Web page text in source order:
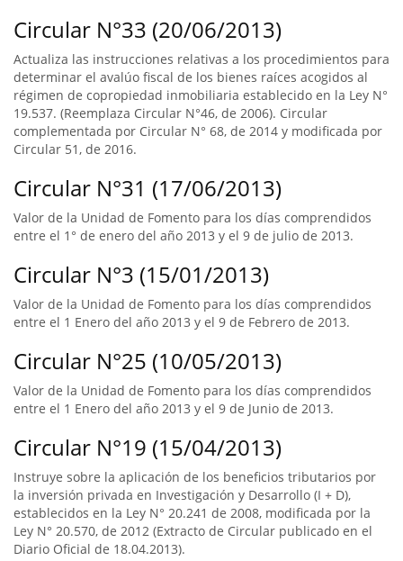
Circular N°33 (20/06/2013)
Actualiza las instrucciones relativas a los procedimientos para
determinar el avalúo fiscal de los bienes raíces acogidos al
régimen de copropiedad inmobiliaria establecido en la Ley N°
19.537. (Reemplaza Circular N°46, de 2006). Circular
complementada por Circular N° 68, de 2014 y modificada por
Circular 51, de 2016.
Circular N°31 (17/06/2013)
Valor de la Unidad de Fomento para los días comprendidos
entre el 1° de enero del año 2013 y el 9 de julio de 2013.
Circular N°3 (15/01/2013)
Valor de la Unidad de Fomento para los días comprendidos
entre el 1 Enero del año 2013 y el 9 de Febrero de 2013.
Circular N°25 (10/05/2013)
Valor de la Unidad de Fomento para los días comprendidos
entre el 1 Enero del año 2013 y el 9 de Junio de 2013.
Circular N°19 (15/04/2013)
Instruye sobre la aplicación de los beneficios tributarios por
la inversión privada en Investigación y Desarrollo (I + D),
establecidos en la Ley N° 20.241 de 2008, modificada por la
Ley N° 20.570, de 2012 (Extracto de Circular publicado en el
Diario Oficial de 18.04.2013).